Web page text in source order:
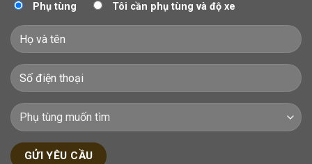
Phụ tùng Tôi cần phụ tùng và độ xe